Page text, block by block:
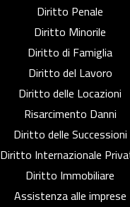
Diritto Penale
Diritto Minorile
Diritto di Famiglia
Diritto del Lavoro
Diritto delle Locazioni
Risarcimento Danni
Diritto delle Successioni
Diritto Internazionale
Diritto Immobiliare
Assistenza alle imprese